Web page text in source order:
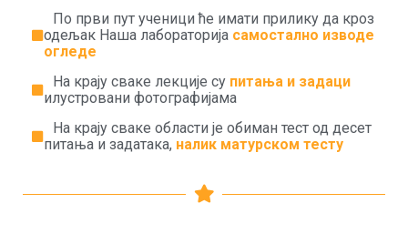
По први пут ученици ће имати прилику да кроз
одељак Наша лабораторија самостално изводе
огледе
На крају сваке лекције су питања и задаци
илустровани фотографијама
На крају сваке области је обиман тест од десет
питања и задатака, налик матурском тесту